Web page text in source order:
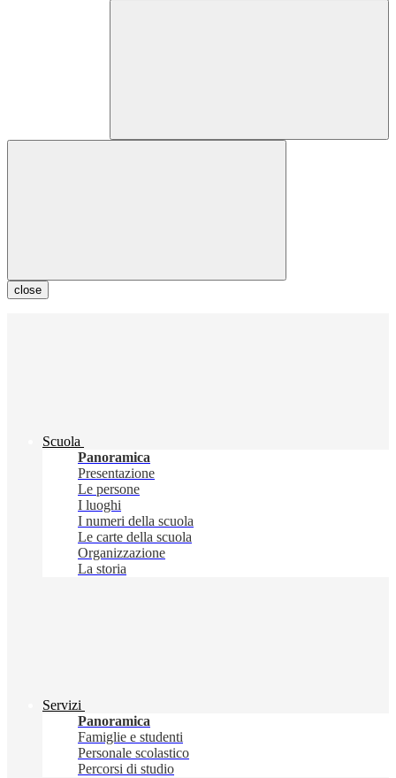
close
Scuola
Panoramica
Presentazione
Le persone
I luoghi
I numeri della scuola
Le carte della scuola
Organizzazione
La storia
Servizi
Panoramica
Famiglie e studenti
Personale scolastico
Percorsi di studio